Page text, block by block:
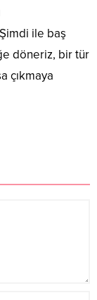
ile baş
döneriz, bir tür
çıkmaya